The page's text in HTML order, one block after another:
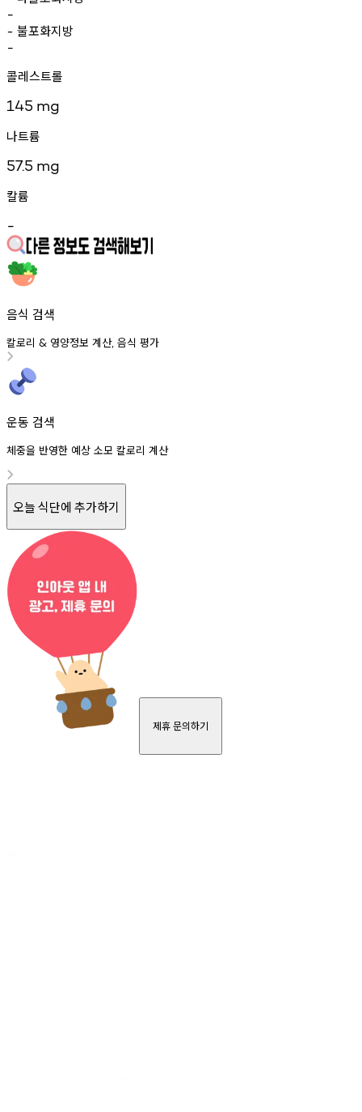
-
- 불포화지방
-
콜레스트롤
145 mg
나트륨
57.5 mg
칼륨
-
음식 검색
칼로리 & 영양정보 계산, 음식 평가
운동 검색
체중을 반영한 예상 소모 칼로리 계산
오늘 식단에 추가하기
제휴 문의하기